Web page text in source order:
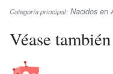
Categoría principal: Nacidos en
Véase también